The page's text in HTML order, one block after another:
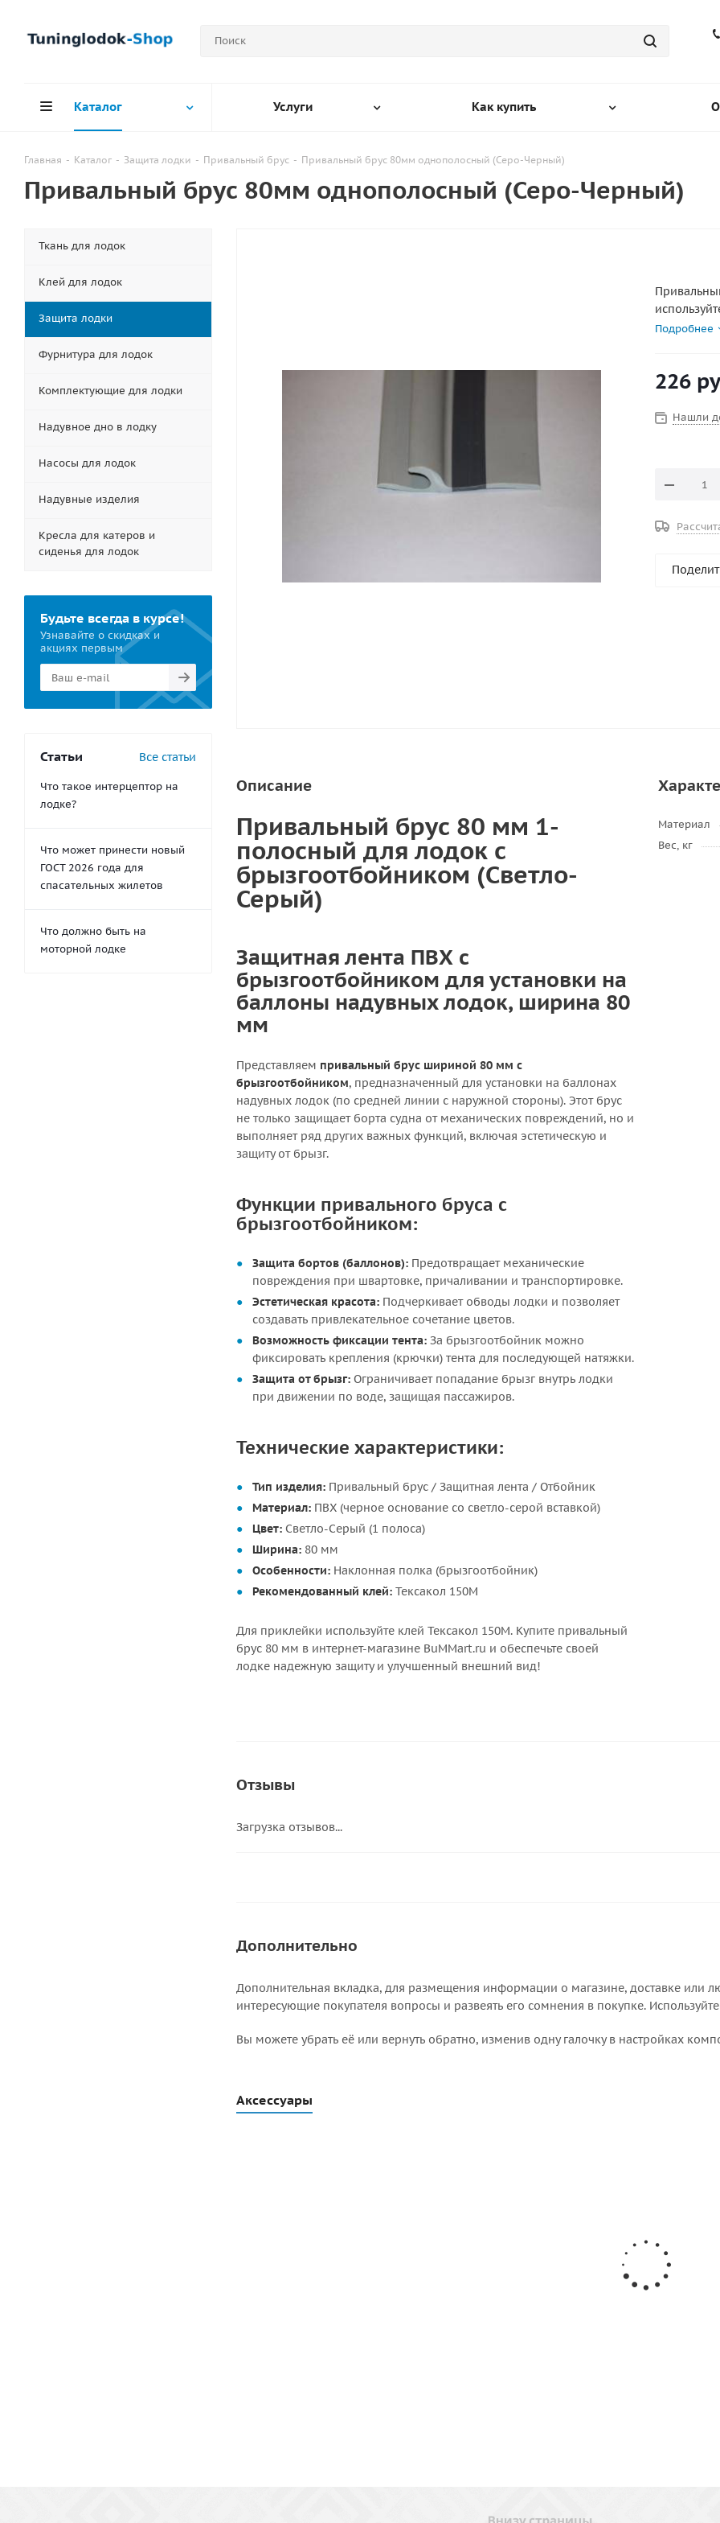
Каталог Услуги Как купить
Главная - Каталог - Защита лодки - Привальный брус - Привальный брус 80мм однополосный (Серо-Черный)
Привальный брус 80мм однополосный (Серо-Черный)
Привальный
Подробнее
226
Нашли
Описание
Привальный брус 80 мм 1-
полосный для лодок с
брызгоотбойником (Светло-
Серый)
Защитная лента ПВХ с
брызгоотбойником для установки на
баллоны надувных лодок, ширина 80
мм
Представляем привальный брус шириной 80 мм с
брызгоотбойником, предназначенный для установки на баллонах
надувных лодок (по средней линии с наружной стороны). Этот брус
не только защищает борта судна от механических повреждений, но и
выполняет ряд других важных функций, включая эстетическую и
защиту от брызг.
Функции привального бруса с
брызгоотбойником:
Защита бортов (баллонов): Предотвращает механические
повреждения при швартовке, причаливании и транспортировке.
Эстетическая красота: Подчеркивает обводы лодки и позволяет
создавать привлекательное сочетание цветов.
Возможность фиксации тента: За брызгоотбойник можно
фиксировать крепления (крючки) тента для последующей натяжки.
Защита от брызг: Ограничивает попадание брызг внутрь лодки
при движении по воде, защищая пассажиров.
Технические характеристики:
Тип изделия: Привальный брус / Защитная лента / Отбойник
Материал: ПВХ (черное основание со светло-серой вставкой)
Цвет: Светло-Серый (1 полоса)
Ширина: 80 мм
Особенности: Наклонная полка (брызгоотбойник)
Рекомендованный клей: Тексакол 150М
Для приклейки используйте клей Тексакол 150М. Купите привальный
брус 80 мм в интернет-магазине BuMMart.ru и обеспечьте своей
лодке надежную защиту и улучшенный внешний вид!
Материал
Вес, кг
Отзывы
Загрузка отзывов...
Дополнительно
Дополнительная вкладка, для размещения информации о магазине, доставке или
интересующие покупателя вопросы и развеять его сомнения в покупке.
Вы можете убрать её или вернуть обратно, изменив одну галочку в настройках
Аксессуары
Ткань для лодок
Клей для лодок
Защита лодки
Фурнитура для лодок
Комплектующие для лодки
Надувное дно в лодку
Насосы для лодок
Надувные изделия
Кресла для катеров и
сиденья для лодок
Будьте всегда в курсе!
Узнавайте о скидках и
акциях первым
Статьи Все статьи
Что такое интерцептор на
лодке?
Что может принести новый
ГОСТ 2026 года для
спасательных жилетов
Что должно быть на
моторной лодке